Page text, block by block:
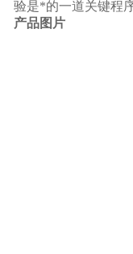
验是*的一道关键程
产品图片